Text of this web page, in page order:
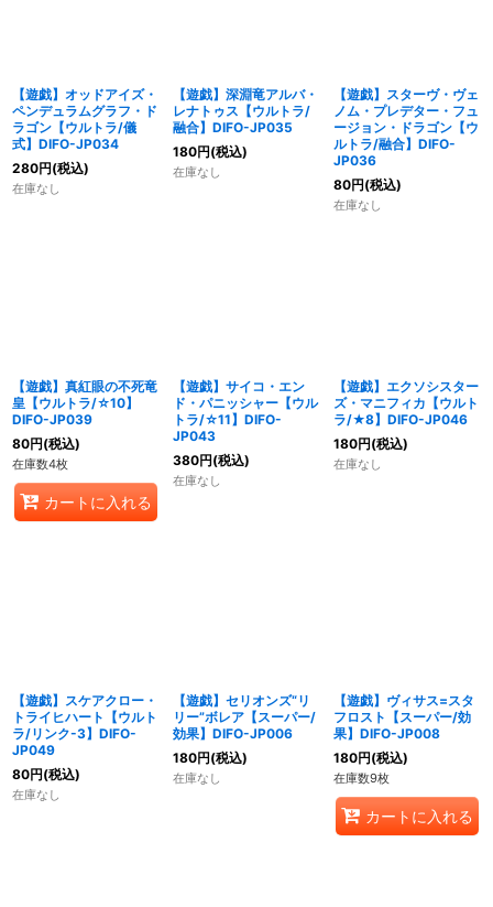
【遊戯】オッドアイズ・
ペンデュラムグラフ・ド
ラゴン【ウルトラ/儀
式】DIFO-JP034
280円(税込)
在庫なし
【遊戯】深淵竜アルバ・
レナトゥス【ウルトラ/
融合】DIFO-JP035
180円(税込)
在庫なし
【遊戯】スターヴ・ヴェ
ノム・プレデター・フュ
ージョン・ドラゴン【ウ
ルトラ/融合】DIFO-
JP036
80円(税込)
在庫なし
【遊戯】真紅眼の不死竜
皇【ウルトラ/☆10】
DIFO-JP039
80円(税込)
在庫数4枚
カートに入れる
【遊戯】サイコ・エン
ド・パニッシャー【ウル
トラ/☆11】DIFO-
JP043
380円(税込)
在庫なし
【遊戯】エクソシスター
ズ・マニフィカ【ウルト
ラ/★8】DIFO-JP046
180円(税込)
在庫なし
【遊戯】スケアクロー・
トライヒハート【ウルト
ラ/リンク-3】DIFO-
JP049
80円(税込)
在庫なし
【遊戯】セリオンズ“リ
リー”ボレア【スーパー/
効果】DIFO-JP006
180円(税込)
在庫なし
【遊戯】ヴィサス=スタ
フロスト【スーパー/効
果】DIFO-JP008
180円(税込)
在庫数9枚
カートに入れる